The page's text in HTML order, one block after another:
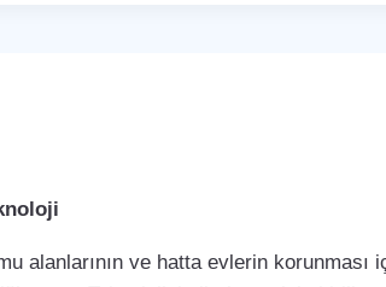
alanlarının ve hatta evlerin